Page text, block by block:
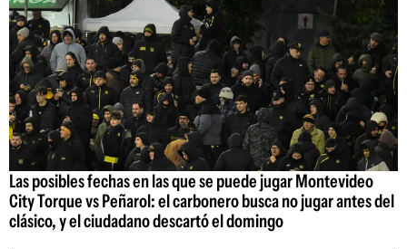
Las posibles fechas en las que se puede jugar Montevideo
City Torque vs Peñarol: el carbonero busca no jugar antes del
clásico, y el ciudadano descartó el domingo